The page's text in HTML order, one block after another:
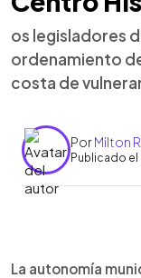
os legisladores
ordenamiento
costa de
PorMilton
Publicado el
La autonomía